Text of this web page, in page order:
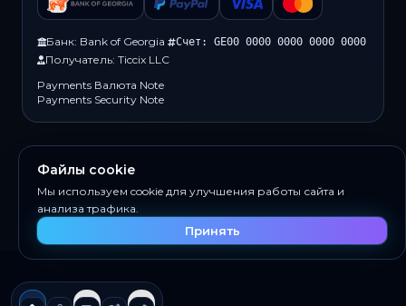
Банк: Bank of Georgia Счет: GE00 0000 0000 0000 0000
Получатель: Ticcix LLC
Payments Валюта Note
Payments Security Note
© 2026 Ticcix. Все права защищены.
Built For
Файлы cookie
Мы используем cookie для улучшения работы сайта и
анализа трафика.
Принять